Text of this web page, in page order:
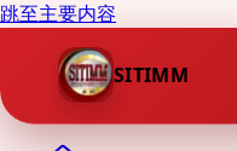
跳至主要内容
SITIMM